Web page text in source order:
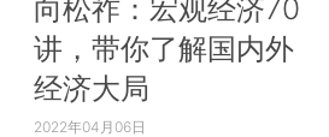
向松祚：宏观经济70
讲，带你了解国内外
经济大局
2022年04月06日